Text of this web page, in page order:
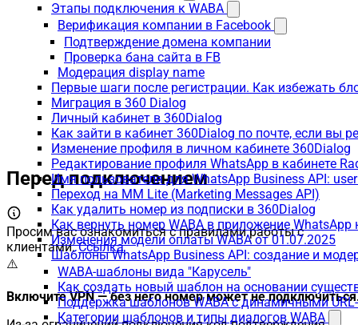
Этапы подключения к WABA
Верификация компании в Facebook
Подтверждение домена компании
Проверка бана сайта в FB
Модерация display name
Первые шаги после регистрации. Как избежать
Миграция в 360 Dialog
Личный кабинет в 360Dialog
Как зайти в кабинет 360Dialog по почте, если вы
Изменение профиля в личном кабинете 360Dialog
Редактирование профиля WhatsApp в кабинете
Имя пользователя для WhatsApp Business API:
Переход на MM Lite (Marketing Messages API)
Как удалить номер из подписки в 360Dialog
Как вернуть номер WABA в приложение WhatsApp
Изменения модели оплаты WABA от 01.07.2025
Шаблоны WhatsApp Business API: создание и
WABA-шаблоны вида "Карусель"
Как создать новый шаблон на основании
Поддержка шаблонов WABA с динамичными
Категории шаблонов и типы диалогов WABA
Перед подключением
Просим вас ознакомиться с правилами работы с
клиентами:Ссылка
⚠️
Включите VPN — без него номер может не